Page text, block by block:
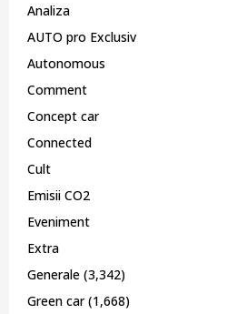
Analiza
AUTO pro Exclusiv
Autonomous
Comment
Concept car
Connected
Cult
Emisii CO2
Eveniment
Extra
Generale (3,342)
Green car(1,668)